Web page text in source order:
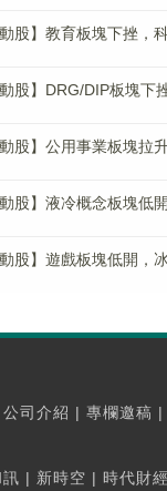
動股】教育板塊下挫，
動股】DRG/DIP板塊
動股】公用事業板塊拉
動股】液冷概念板塊低
動股】遊戲板塊低開，
公司介紹 | 專欄邀稿 |
| 新時空 | 時代財經